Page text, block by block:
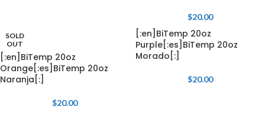
$20.00
SOLD
OUT
[:en]BiTemp 20oz
Orange[:es]BiTemp 20oz
Naranja[:]
$20.00
[:en]BiTemp 20oz
Purple[:es]BiTemp 20oz
Morado[:]
$20.00